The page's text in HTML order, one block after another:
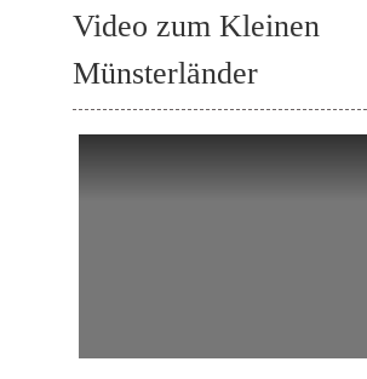
Video zum Kleinen
Münsterländer